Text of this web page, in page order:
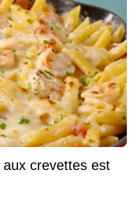
crevettes est